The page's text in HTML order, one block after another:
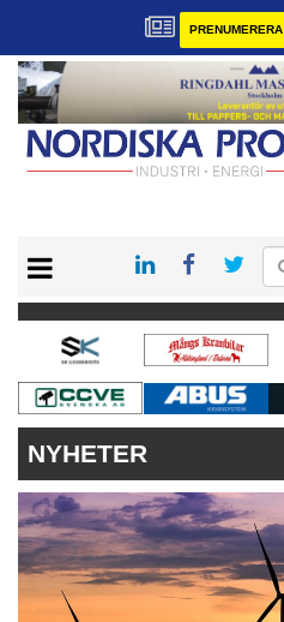
PRENUMERERA
KONTAKT
VÅRA ANDRA MAGASIN
PRENUMERERA
ANNONSERA
NYHETER